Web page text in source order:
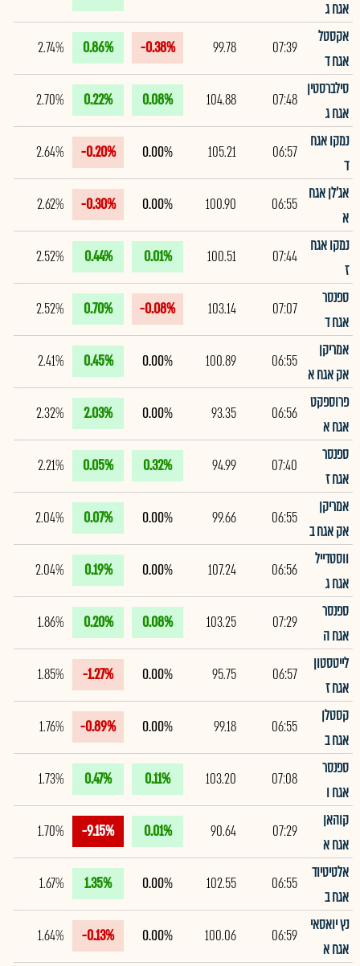
אגח ג
אקסטל
אגח ד
07:39
99.78
-0.38%
0.86%
2.74%
סילברסטין
אגח ג
07:48
104.88
0.08%
0.22%
2.70%
נמקו אגח
ד
06:57
105.21
0.00%
-0.20%
2.64%
אג'לן אגח
א
06:55
100.90
0.00%
-0.30%
2.62%
נמקו אגח
ז
07:44
100.51
0.01%
0.44%
2.52%
ספנסר
אגח ד
07:07
103.14
-0.08%
0.70%
2.52%
אמריקן
אק אגח א
06:55
100.89
0.00%
0.45%
2.41%
פרוספקט
אגח א
06:56
93.35
0.00%
2.03%
2.32%
ספנסר
אגח ז
07:40
94.99
0.32%
0.05%
2.21%
אמריקן
אק אגח ב
06:55
99.66
0.00%
0.07%
2.04%
ווסטדייל
אגח ג
06:56
107.24
0.00%
0.19%
2.04%
ספנסר
אגח ה
07:29
103.25
0.08%
0.20%
1.86%
לייטסטון
אגח ז
06:57
95.75
0.00%
-1.27%
1.85%
קסטלן
אגח ב
06:55
99.18
0.00%
-0.89%
1.76%
ספנסר
אגח ו
07:08
103.20
0.11%
0.47%
1.73%
קוהאן
אגח א
07:29
90.64
0.01%
-9.15%
1.70%
אלטיטיוד
אגח ב
06:55
102.55
0.00%
1.35%
1.67%
נץ יואסאי
אגח א
06:59
100.06
0.00%
-0.13%
1.64%